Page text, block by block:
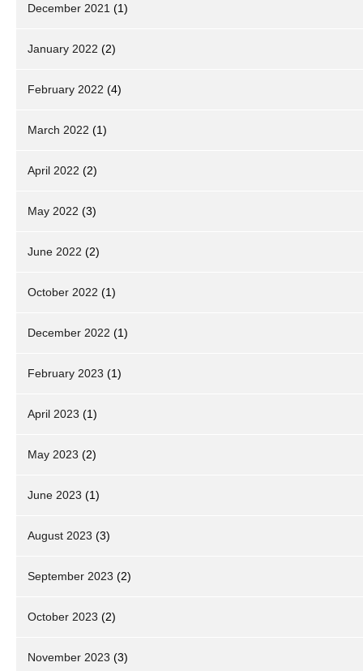
December 2021 (1)
January 2022 (2)
February 2022 (4)
March 2022 (1)
April 2022 (2)
May 2022 (3)
June 2022 (2)
October 2022 (1)
December 2022 (1)
February 2023 (1)
April 2023 (1)
May 2023 (2)
June 2023 (1)
August 2023 (3)
September 2023 (2)
October 2023 (2)
November 2023 (3)